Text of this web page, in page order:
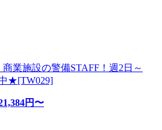
商業施設の警備STAFF！週2日～
★[TW029]
円〜